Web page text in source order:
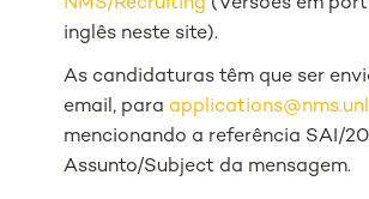
NMS/Recruiting (Versões em
inglês neste site).
As candidaturas têm que ser
email, para
mencionando a referência SAI/
Assunto/Subject da mensagem.